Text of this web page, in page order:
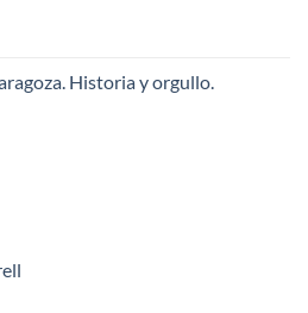
Historia y orgullo.